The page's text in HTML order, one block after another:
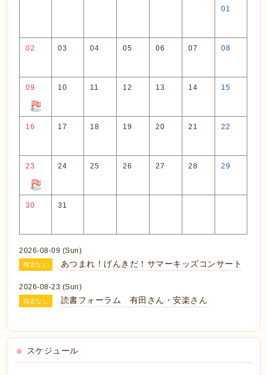
01
02 03 04 05 06 07 08
09 10 11 12 13 14 15
16 17 18 19 20 21 22
23 24 25 26 27 28 29
30 31
2026-08-09 (Sun)
指定なし あつまれ！げんきだ！サマーキッズコンサート
2026-08-23 (Sun)
指定なし 読書フォーラム 有田さん・安楽さん
スケジュール